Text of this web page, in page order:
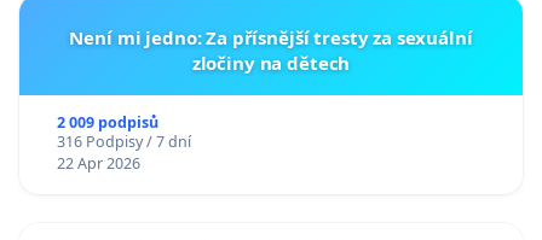
Není mi jedno: Za přísnější tresty za sexuální
zločiny na dětech
2 009 podpisů
316 Podpisy / 7 dní
22 Apr 2026